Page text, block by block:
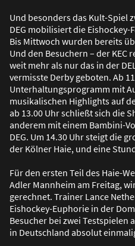
Und besonders das Kult-Spiel
DEG mobilisiert die Eishockey-
Bis Mittwoch wurden bereits
Und den Besuchern – der KEC
weit mehr als nur das in der
vermisste Derby geboten. Ab
Unterhaltungsprogramm mit
musikalischen Highlights auf
ab 13.00 Uhr schließt sich die
anderem mit einem Bambini-
DEG. Um 14.30 Uhr steigt die
der Kölner Haie, und eine
Für den ersten Teil des Haie-
Adler Mannheim am Freitag,
gerechnet. Trainer Lance
Eishockey-Euphorie in der
Besucher bei zwei Testspielen
in Deutschland absolut